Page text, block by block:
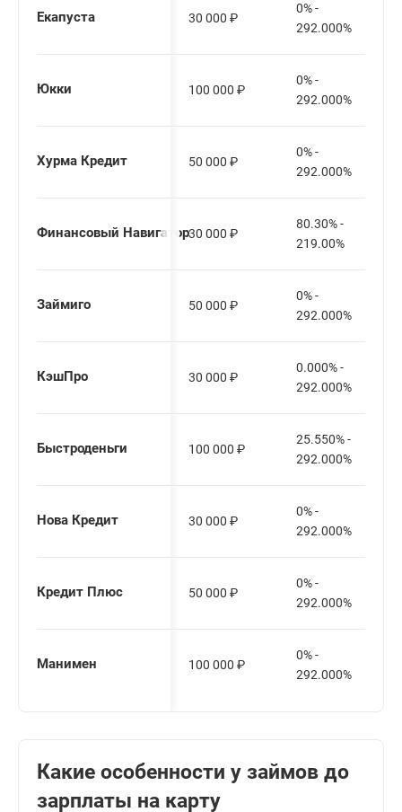
Екапуста 30 000 ₽
0% -
292.000%
Юкки 100 000 ₽
0% -
292.000%
Хурма Кредит 50 000 ₽
0% -
292.000%
Финансовый Навигатор30 000 ₽
80.30% -
219.00%
Займиго 50 000 ₽
0% -
292.000%
КэшПро 30 000 ₽
0.000% -
292.000%
Быстроденьги 100 000 ₽
25.550% -
292.000%
Нова Кредит 30 000 ₽
0% -
292.000%
Кредит Плюс 50 000 ₽
0% -
292.000%
Манимен 100 000 ₽
0% -
292.000%
Какие особенности у займов до
зарплаты на карту